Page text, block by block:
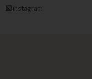
instagram